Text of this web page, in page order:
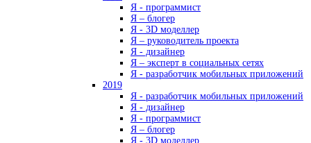
Я - программист
Я – блогер
Я - 3D моделлер
Я – руководитель проекта
Я - дизайнер
Я – эксперт в социальных сетях
Я - разработчик мобильных приложений
2019
Я - разработчик мобильных приложений
Я - дизайнер
Я - программист
Я – блогер
Я - 3D моделлер